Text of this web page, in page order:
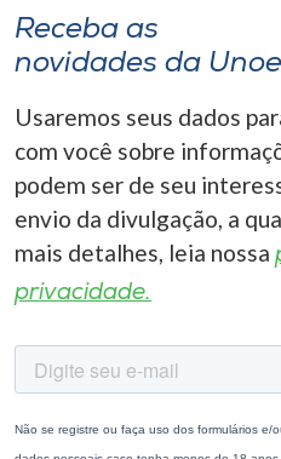
Receba as
novidades da
Usaremos seus dados
com você sobre
podem ser de seu
envio da divulgação, a
mais detalhes, leia nossa
privacidade.